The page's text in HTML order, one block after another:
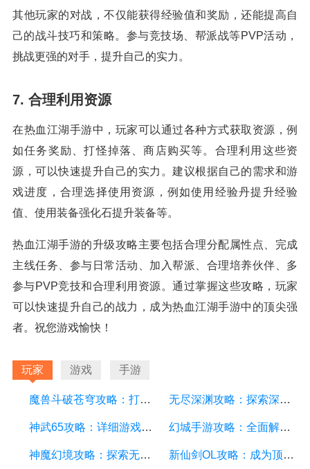
其他玩家的对战，不仅能获得经验值和奖励，还能提高自
己的战斗技巧和策略。参与竞技场、帮派战等PVP活动，
挑战更强的对手，提升自己的实力。
7. 合理利用资源
在热血江湖手游中，玩家可以通过各种方式获取资源，例
如任务奖励、打怪掉落、商店购买等。合理利用这些资
源，可以快速提升自己的实力。建议根据自己的需求和游
戏进度，合理选择使用资源，例如使用经验丹提升经验
值、使用装备强化石提升装备等。
热血江湖手游的升级攻略主要包括合理分配属性点、完成
主线任务、参与日常活动、加入帮派、合理培养伙伴、多
参与PVP竞技和合理利用资源。通过掌握这些攻略，玩家
可以快速提升自己的战力，成为热血江湖手游中的顶尖强
者。祝您游戏愉快！
玩家 游戏 手游
魔兽斗破苍穹攻略：打造最强战队、掌握绝世神技 无尽深渊攻略：探索深渊的秘密，成为最强战士
神武65攻略：详细游戏攻略方面的描述 幻城手游攻略：全面解析游戏技巧、装备选择和副本攻略
神魔幻境攻略：探索无尽的魔幻世界，成为顶尖玩家 新仙剑OL攻略：成为顶级仙侠大侠的秘诀与技巧